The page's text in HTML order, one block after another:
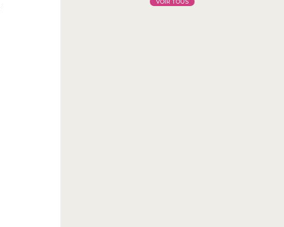
VOIR TOUS